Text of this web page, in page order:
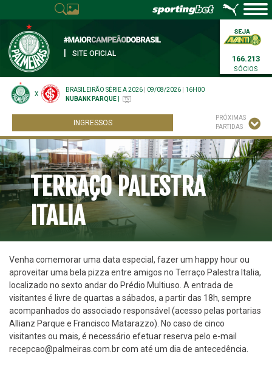
SITE OFICIAL
166.213
SÓCIOS
X
BRASILEIRÃO SÉRIE A 2026 09/08/2026
16H00
NUBANK PARQUE
INGRESSOS
PRÓXIMAS
PARTIDAS
TERRAÇO PALESTRA
ITALIA
Venha comemorar uma data especial, fazer um happy hour ou
aproveitar uma bela pizza entre amigos no Terraço Palestra Italia,
localizado no sexto andar do Prédio Multiuso. A entrada de
visitantes é livre de quartas a sábados, a partir das 18h, sempre
acompanhados do associado responsável (acesso pelas portarias
Allianz Parque e Francisco Matarazzo). No caso de cinco
visitantes ou mais, é necessário efetuar reserva pelo e-mail
recepcao@palmeiras.com.br com até um dia de antecedência.